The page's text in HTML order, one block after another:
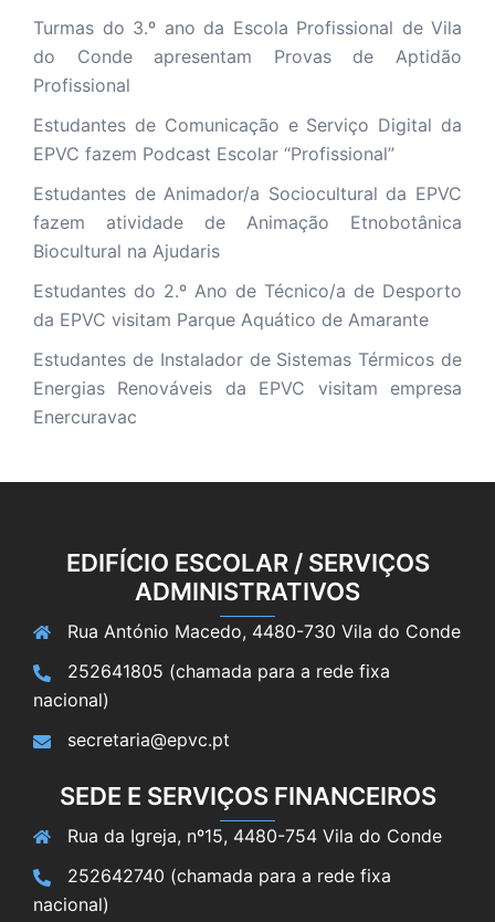
Turmas do 3.º ano da Escola Profissional de Vila
do Conde apresentam Provas de Aptidão
Profissional
Estudantes de Comunicação e Serviço Digital da
EPVC fazem Podcast Escolar “Profissional”
Estudantes de Animador/a Sociocultural da EPVC
fazem atividade de Animação Etnobotânica
Biocultural na Ajudaris
Estudantes do 2.º Ano de Técnico/a de Desporto
da EPVC visitam Parque Aquático de Amarante
Estudantes de Instalador de Sistemas Térmicos de
Energias Renováveis da EPVC visitam empresa
Enercuravac
EDIFÍCIO ESCOLAR / SERVIÇOS
ADMINISTRATIVOS
Rua António Macedo, 4480-730 Vila do Conde
252641805 (chamada para a rede fixa
nacional)
secretaria@epvc.pt
SEDE E SERVIÇOS FINANCEIROS
Rua da Igreja, nº15, 4480-754 Vila do Conde
252642740 (chamada para a rede fixa
nacional)